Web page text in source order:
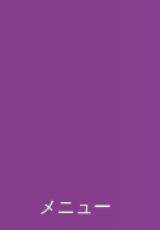
メニュー